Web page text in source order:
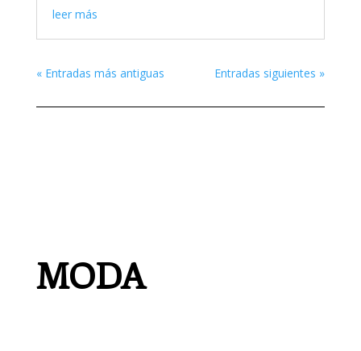
leer más
« Entradas más antiguas Entradas siguientes »
MODA